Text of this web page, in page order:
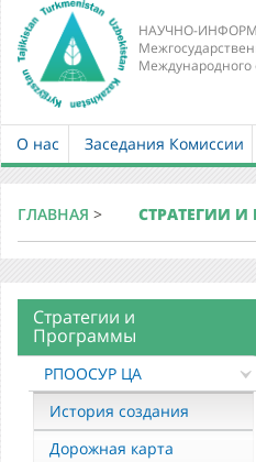
НАУЧНО-
Международного
Main
navigation
О нас Заседания Комиссии
ГЛАВНАЯ > СТРАТЕГИИ
About
mkur
Стратегии и
Программы
РПООСУР ЦА
История создания
Дорожная карта